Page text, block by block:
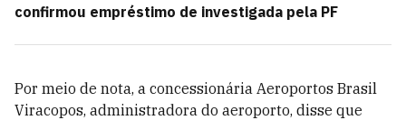
confirmou empréstimo de investigada pela PF
Por meio de nota, a concessionária Aeroportos Brasil
Viracopos, administradora do aeroporto, disse que